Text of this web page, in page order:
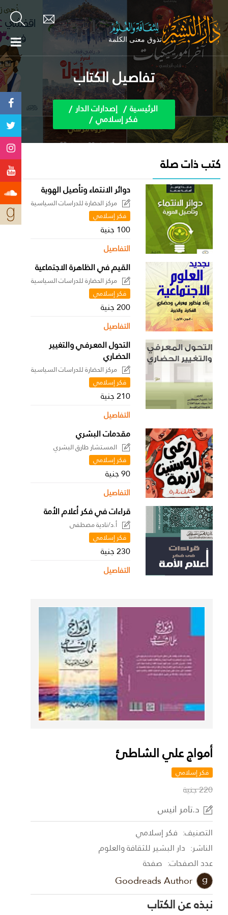
تفاصيل الكتاب
الرئيسية إصدارات الدار
فكر إسلامي
كتب ذات صلة
دوائر الانتماء وتأصيل الهوية
مركز الحضارة للدراسات السياسية
فكر إسلامي
100 جنية
التفاصيل
القيم في الظاهرة الاجتماعية
مركز الحضارة للدراسات السياسية
فكر إسلامي
200 جنية
التفاصيل
التحول المعـرفـي والتغيير
الحضـاري
مركز الحضارة للدراسات السياسية
فكر إسلامي
210 جنية
التفاصيل
مقدمات البشري
المستشار طارق البشري
فكر إسلامي
90 جنية
التفاصيل
قراءات في فكر أعلام الأمة
أ.د/نادية مصطفى
فكر إسلامي
230 جنية
التفاصيل
أمواج علي الشاطئ
فكر إسلامي
220 جنية
د.تامر انيس
التصنيف: فكر إسلامي
الناشر: دار البشير للثقافة والعلوم
عدد الصفحات: صفحة
Goodreads Author
نبذه عن الكتاب